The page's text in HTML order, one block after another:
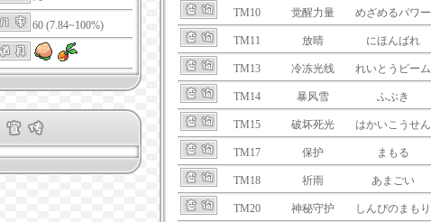
60 (7.84~100%)
TM10 觉醒力量 めざめるパワー
TM11 放晴 にほんばれ
TM13 冷冻光线 れいとうビーム
TM14 暴风雪 ふぶき
TM15 破坏死光 はかいこうせん
TM17 保护 まもる
TM18 祈雨 あまごい
TM20 神秘守护 しんぴのまもり